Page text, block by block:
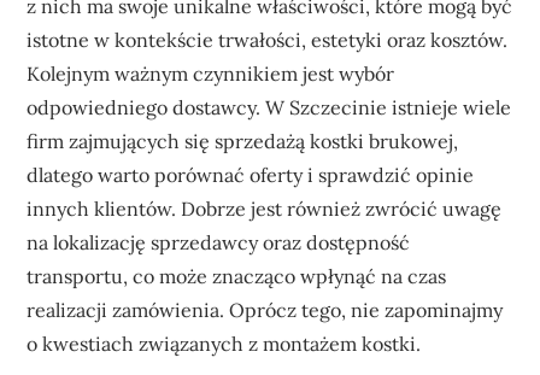
z nich ma swoje unikalne właściwości, które mogą być
istotne w kontekście trwałości, estetyki oraz kosztów.
Kolejnym ważnym czynnikiem jest wybór
odpowiedniego dostawcy. W Szczecinie istnieje wiele
firm zajmujących się sprzedażą kostki brukowej,
dlatego warto porównać oferty i sprawdzić opinie
innych klientów. Dobrze jest również zwrócić uwagę
na lokalizację sprzedawcy oraz dostępność
transportu, co może znacząco wpłynąć na czas
realizacji zamówienia. Oprócz tego, nie zapominajmy
o kwestiach związanych z montażem kostki.